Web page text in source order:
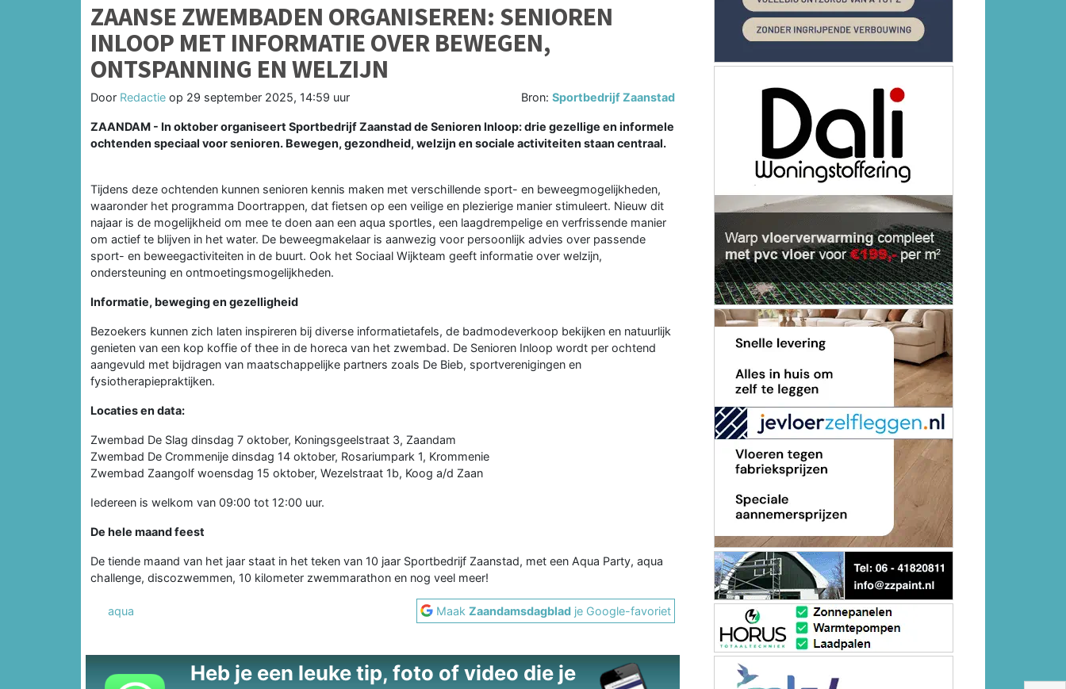
ZAANSE ZWEMBADEN ORGANISEREN: SENIOREN
INLOOP MET INFORMATIE OVER BEWEGEN,
ONTSPANNING EN WELZIJN
Door Redactie op 29 september 2025, 14:59 uur Bron:Sportbedrijf Zaanstad
ZAANDAM - In oktober organiseert Sportbedrijf Zaanstad de Senioren Inloop: drie gezellige en informele
ochtenden speciaal voor senioren. Bewegen, gezondheid, welzijn en sociale activiteiten staan centraal.
Tijdens deze ochtenden kunnen senioren kennis maken met verschillende sport- en beweegmogelijkheden,
waaronder het programma Doortrappen, dat fietsen op een veilige en plezierige manier stimuleert. Nieuw dit
najaar is de mogelijkheid om mee te doen aan een aqua sportles, een laagdrempelige en verfrissende manier
om actief te blijven in het water. De beweegmakelaar is aanwezig voor persoonlijk advies over passende
sport- en beweegactiviteiten in de buurt. Ook het Sociaal Wijkteam geeft informatie over welzijn,
ondersteuning en ontmoetingsmogelijkheden.
Informatie, beweging en gezelligheid
Bezoekers kunnen zich laten inspireren bij diverse informatietafels, de badmodeverkoop bekijken en natuurlijk
genieten van een kop koffie of thee in de horeca van het zwembad. De Senioren Inloop wordt per ochtend
aangevuld met bijdragen van maatschappelijke partners zoals De Bieb, sportverenigingen en
fysiotherapiepraktijken.
Locaties en data:
Zwembad De Slag dinsdag 7 oktober, Koningsgeelstraat 3, Zaandam
Zwembad De Crommenije dinsdag 14 oktober, Rosariumpark 1, Krommenie
Zwembad Zaangolf woensdag 15 oktober, Wezelstraat 1b, Koog a/d Zaan
Iedereen is welkom van 09:00 tot 12:00 uur.
De hele maand feest
De tiende maand van het jaar staat in het teken van 10 jaar Sportbedrijf Zaanstad, met een Aqua Party, aqua
challenge, discozwemmen, 10 kilometer zwemmarathon en nog veel meer!
aqua MaakZaandamsdagblad je Google-favoriet
Heb je een leuke tip, foto of video die je